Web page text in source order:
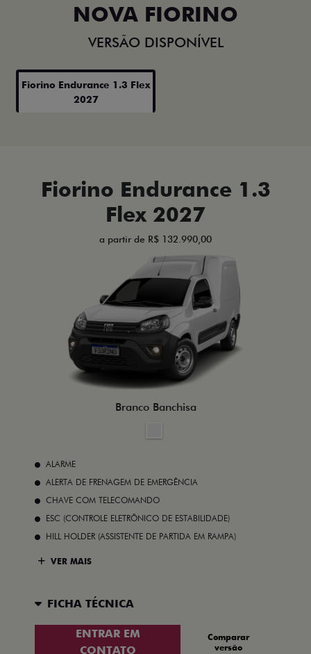
NOVA FIORINO
VERSÃO DISPONÍVEL
Fiorino Endurance 1.3 Flex
2027
Fiorino Endurance 1.3
Flex 2027
a partir de R$ 132.990,00
Branco Banchisa
ALARME
ALERTA DE FRENAGEM DE EMERGÊNCIA
CHAVE COM TELECOMANDO
ESC (CONTROLE ELETRÔNICO DE ESTABILIDADE)
HILL HOLDER (ASSISTENTE DE PARTIDA EM RAMPA)
VER MAIS
FICHA TÉCNICA
ENTRAR EM
CONTATO
Comparar
versão